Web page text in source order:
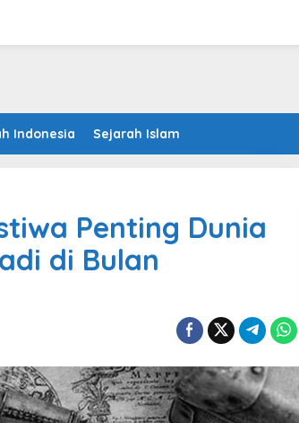
Indonesia Sejarah Islam
Penting Dunia
di Bulan